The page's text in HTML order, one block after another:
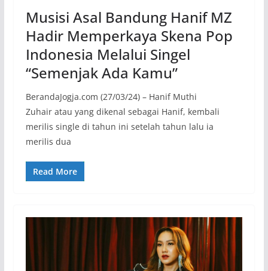
Musisi Asal Bandung Hanif MZ
Hadir Memperkaya Skena Pop
Indonesia Melalui Singel
“Semenjak Ada Kamu”
BerandaJogja.com (27/03/24) – Hanif Muthi
Zuhair atau yang dikenal sebagai Hanif, kembali
merilis single di tahun ini setelah tahun lalu ia
merilis dua
Read More